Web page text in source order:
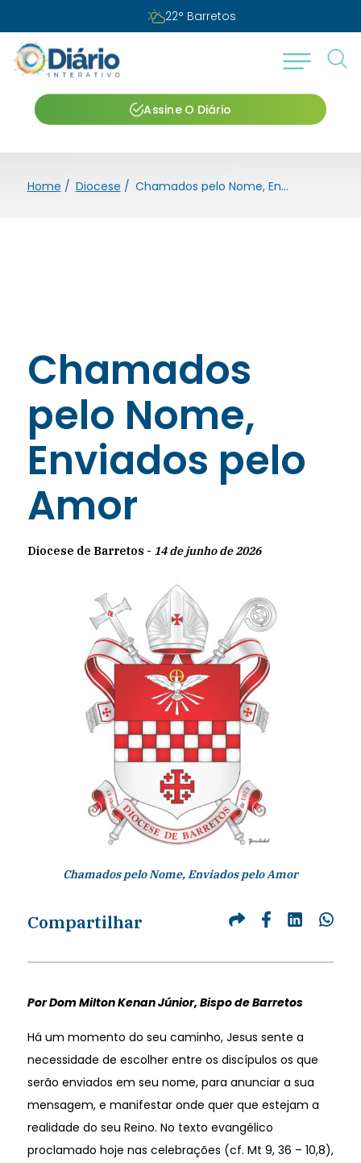
Segunda-feira, 10 de agosto de 2026
Assine O Diário
Home / Diocese / Chamados pelo Nome, Enviados pelo Amor
Chamados
pelo Nome,
Enviados pelo
Amor
Diocese de Barretos - 14 de junho de 2026
Chamados pelo Nome, Enviados pelo Amor
Compartilhar
Por Dom Milton Kenan Júnior, Bispo de Barretos
Há um momento do seu caminho, Jesus sente a
necessidade de escolher entre os discípulos os que
serão enviados em seu nome, para anunciar a sua
mensagem, e manifestar onde quer que estejam a
realidade do seu Reino. No texto evangélico
proclamado hoje nas celebrações (cf. Mt 9, 36 – 10,8),